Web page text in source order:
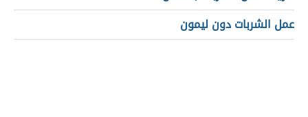
عمل الشربات دون ليمون